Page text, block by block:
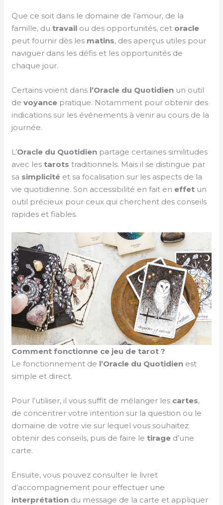
Que ce soit dans le domaine de l’amour, de la
famille, dutravail ou des opportunités, cet oracle
peut fournir dès les matins, des aperçus utiles pour
naviguer dans les défis et les opportunités de
chaque jour.
Certains voient dans l’Oracle du Quotidien un outil
devoyance pratique. Notamment pour obtenir des
indications sur les événements à venir au cours de la
journée.
L’Oracle du Quotidien partage certaines similitudes
avec lestarots traditionnels. Mais il se distingue par
sa simplicité et sa focalisation sur les aspects de la
vie quotidienne. Son accessibilité en fait en effet un
outil précieux pour ceux qui cherchent des conseils
rapides et fiables.
Comment fonctionne ce jeu de tarot ?
Le fonctionnement de l’Oracle du Quotidien est
simple et direct.
Pour l’utiliser, il vous suffit de mélanger les cartes,
de concentrer votre intention sur la question ou le
domaine de votre vie sur lequel vous souhaitez
obtenir des conseils, puis de faire letirage d’une
carte.
Ensuite, vous pouvez consulter le livret
d’accompagnement pour effectuer une
interprétation du message de la carte et appliquer